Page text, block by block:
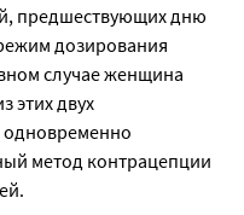
предшествующих дню
дозирования
случае женщина
этих двух
метод контрацепции